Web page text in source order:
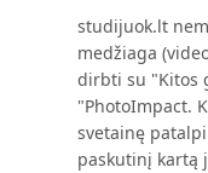
studijuok.lt
medžiaga
dirbti su "Kitos
"PhotoImpact.
svetainę
paskutinį kartą